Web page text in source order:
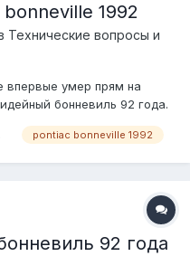
1992
Технические вопросы и
впервые умер прям на
бонневиль 92 года.
Скрепка показывает
pontiac bonneville 1992
92 года